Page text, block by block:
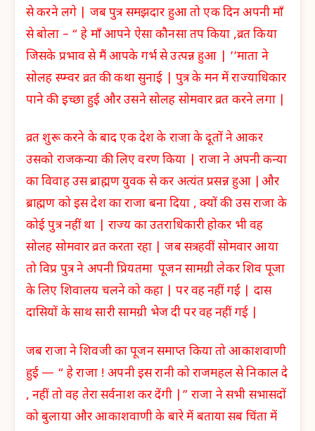
से करने लगे | जब पुत्र समझदार हुआ तो एक दिन अपनी माँ
से बोला – “ हे माँ आपने ऐसा कौनसा तप किया ,व्रत किया
जिसके प्रभाव से मैं आपके गर्भ से उत्पन्न हुआ | ’’माता ने
सोलह स्प्म्वर व्रत की कथा सुनाई | पुत्र के मन में राज्याधिकार
पाने की इच्छा हुई और उसने सोलह सोमवार व्रत करने लगा |
व्रत शुरू करने के बाद एक देश के राजा के दूतों ने आकर
उसको राजकन्या की लिए वरण किया | राजा ने अपनी कन्या
का विवाह उस ब्राह्मण युवक से कर अत्यंत प्रसन्न हुआ |और
ब्राह्मण को इस देश का राजा बना दिया , क्यों की उस राजा के
कोई पुत्र नहीं था | राज्य का उतराधिकारी होकर भी वह
सोलह सोमवार व्रत करता रहा | जब सत्रहवीं सोमवार आया
तो विप्र पुत्र ने अपनी प्रियतमा पूजन सामग्री लेकर शिव पूजा
के लिए शिवालय चलने को कहा | पर वह नहीं गई | दास
दासियों के साथ सारी सामग्री भेज दी पर वह नहीं गई |
जब राजा ने शिवजी का पूजन समाप्त किया तो आकाशवाणी
हुई — “ हे राजा ! अपनी इस रानी को राजमहल से निकाल दे
, नहीं तो वह तेरा सर्वनाश कर देंगी |” राजा ने सभी सभासदों
को बुलाया और आकाशवाणी के बारे में बताया सब चिंता में